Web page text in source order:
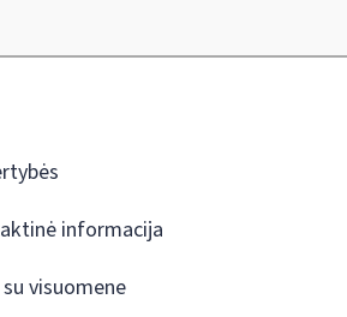
informacija
visuomene